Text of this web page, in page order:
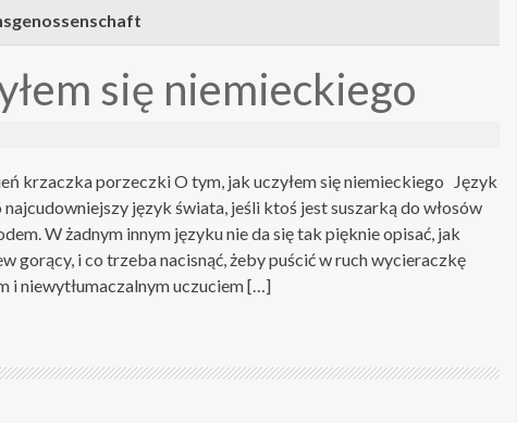
się niemieckiego
krzaczka porzeczki O tym, jak uczyłem się niemieckiego Język
język świata, jeśli ktoś jest suszarką do włosów
W żadnym innym języku nie da się tak pięknie opisać, jak
gorący, i co trzeba nacisnąć, żeby puścić w ruch wycieraczkę
i niewytłumaczalnym uczuciem […]